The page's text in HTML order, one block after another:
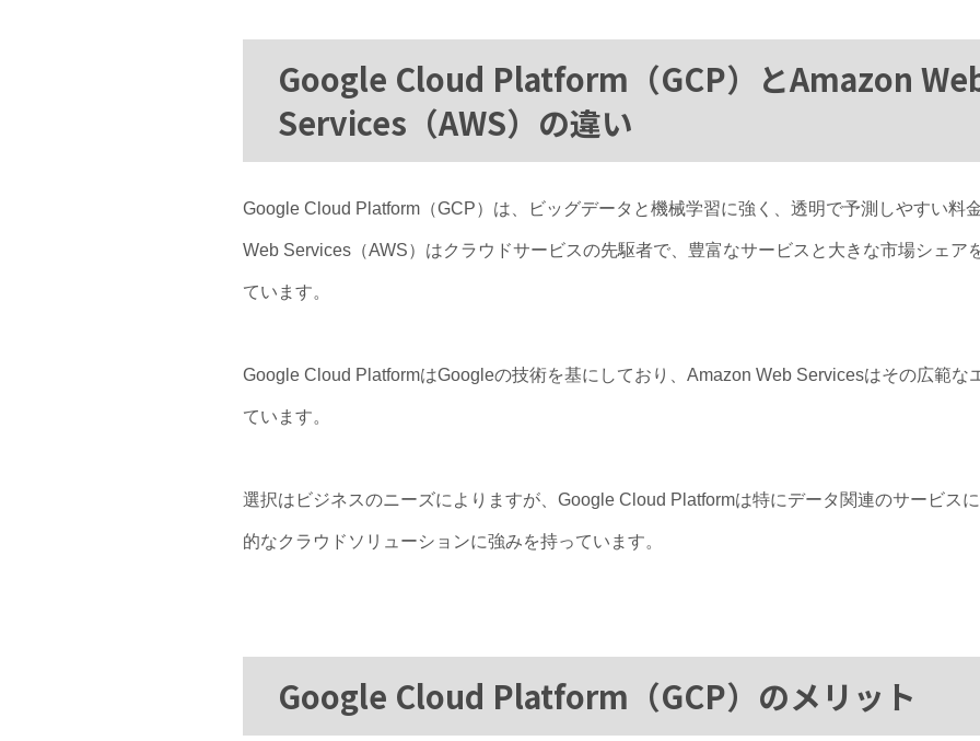
Google Cloud Platform（GCP）とAmazon
Services（AWS）の違い
Google Cloud Platform（GCP）は、ビッグデータと機械学習に強く、透明で予測しやすい料
Web Services（AWS）はクラウドサービスの先駆者で、豊富なサービスと大きな市場シェア
ています。
Google Cloud PlatformはGoogleの技術を基にしており、Amazon Web Servicesはその広範な
ています。
選択はビジネスのニーズによりますが、Google Cloud Platformは特にデータ関連のサービス
的なクラウドソリューションに強みを持っています。
Google Cloud Platform（GCP）のメリット